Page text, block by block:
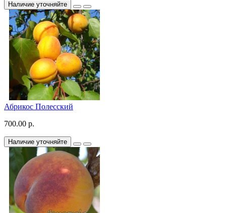
Наличие уточняйте
Абрикос Полесский
700.00 р.
Наличие уточняйте